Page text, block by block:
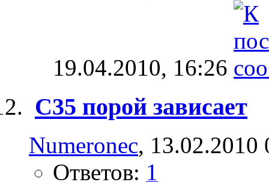
19.04.2010, 16:26
С35 порой зависает
Numeronec, 13.02.2010
Ответов: 1